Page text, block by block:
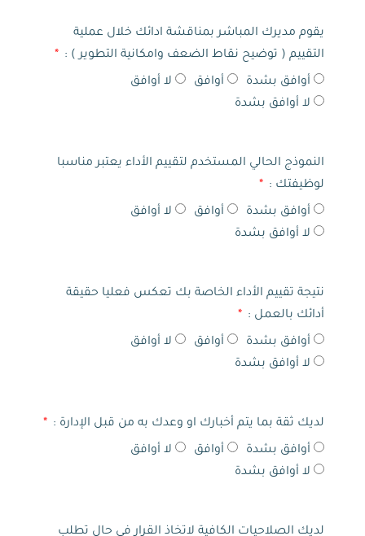
يقوم مديرك المباشر بمناقشة ادائك خلال عملية
التقييم ( توضيح نقاط الضعف وامكانية التطوير ) :
أوافق بشدة أوافق
لا أوافق
لا أوافق بشدة
النموذج الحالي المستخدم لتقييم الأداء يعتبر مناسبا
لوظيفتك :
أوافق بشدة أوافق
لا أوافق
لا أوافق بشدة
نتيجة تقييم الأداء الخاصة بك تعكس فعليا حقيقة
أدائك بالعمل :
أوافق بشدة أوافق
لا أوافق
لا أوافق بشدة
لديك ثقة بما يتم أخبارك او وعدك به من قبل الإدارة :
أوافق بشدة أوافق
لا أوافق
لا أوافق بشدة
لديك الصلاحيات الكافية لاتخاذ القرار في حال تطلب